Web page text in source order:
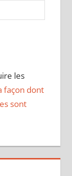
les
façon dont
sont